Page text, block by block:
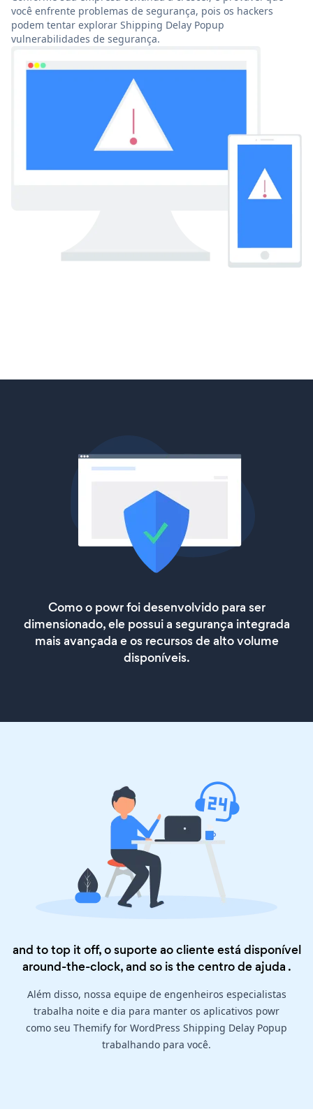
você enfrente problemas de segurança, pois os hackers
podem tentar explorar Shipping Delay Popup
vulnerabilidades de segurança.
Como o powr foi desenvolvido para ser
dimensionado, ele possui a segurança integrada
mais avançada e os recursos de alto volume
disponíveis.
and to top it off, o suporte ao cliente está disponível
around-the-clock, and so is thecentro de ajuda .
Além disso, nossa equipe de engenheiros especialistas
trabalha noite e dia para manter os aplicativos powr
como seu Themify for WordPress Shipping Delay Popup
trabalhando para você.